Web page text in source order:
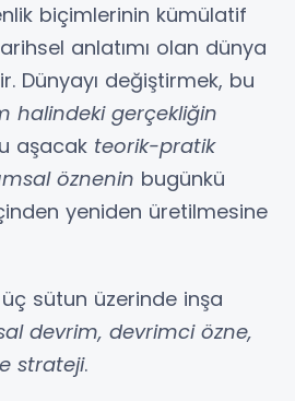
biçimlerinin kümülatif
anlatımı olan dünya
Dünyayı değiştirmek, bu
halindeki gerçekliğin
aşacak teorik-pratik
öznenin bugünkü
yeniden üretilmesine
sütun üzerinde inşa
devrim, devrimci özne,
strateji.